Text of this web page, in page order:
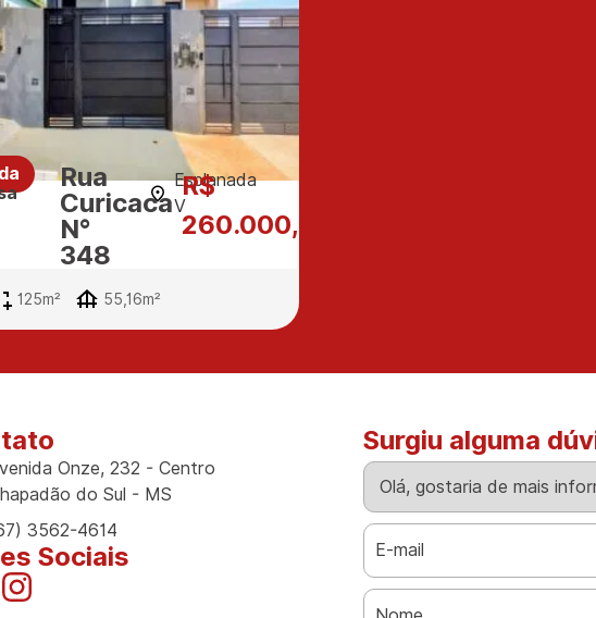
Rua
Curicaca
N°
348
Esplanada
V
R$
260.000,00
125m² 55,16m²
Onze, 232 - Centro
do Sul - MS
3562-4614
Sociais
Surgiu alguma